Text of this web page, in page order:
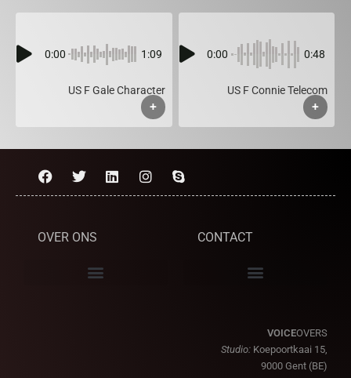
0:00 1:09
US F Gale Character
+
0:00 0:48
US F Connie Telecom
+
OVER ONS CONTACT
VOICEOVERS
Studio: Koepoortkaai 15,
9000 Gent (BE)